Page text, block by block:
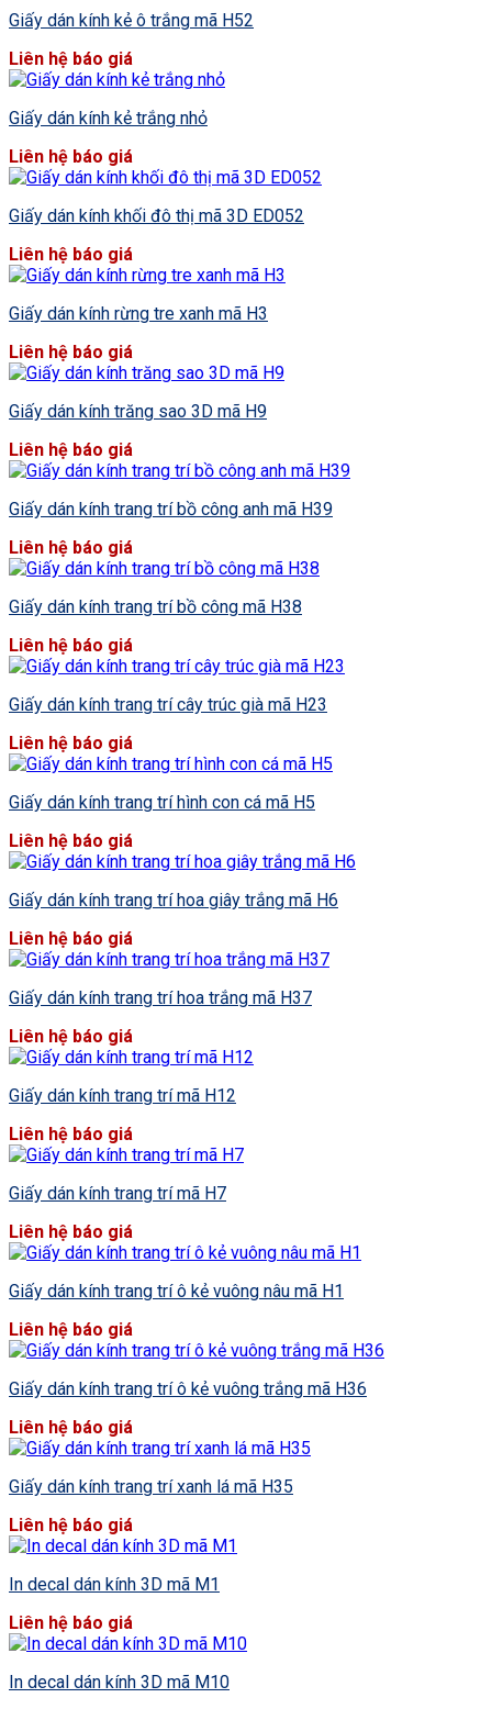
Giấy dán kính kẻ ô trắng mã H52
Liên hệ báo giá
Giấy dán kính kẻ trắng nhỏ
Liên hệ báo giá
Giấy dán kính khối đô thị mã 3D ED052
Liên hệ báo giá
Giấy dán kính rừng tre xanh mã H3
Liên hệ báo giá
Giấy dán kính trăng sao 3D mã H9
Liên hệ báo giá
Giấy dán kính trang trí bồ công anh mã H39
Liên hệ báo giá
Giấy dán kính trang trí bồ công mã H38
Liên hệ báo giá
Giấy dán kính trang trí cây trúc già mã H23
Liên hệ báo giá
Giấy dán kính trang trí hình con cá mã H5
Liên hệ báo giá
Giấy dán kính trang trí hoa giây trắng mã H6
Liên hệ báo giá
Giấy dán kính trang trí hoa trắng mã H37
Liên hệ báo giá
Giấy dán kính trang trí mã H12
Liên hệ báo giá
Giấy dán kính trang trí mã H7
Liên hệ báo giá
Giấy dán kính trang trí ô kẻ vuông nâu mã H1
Liên hệ báo giá
Giấy dán kính trang trí ô kẻ vuông trắng mã H36
Liên hệ báo giá
Giấy dán kính trang trí xanh lá mã H35
Liên hệ báo giá
In decal dán kính 3D mã M1
Liên hệ báo giá
In decal dán kính 3D mã M10